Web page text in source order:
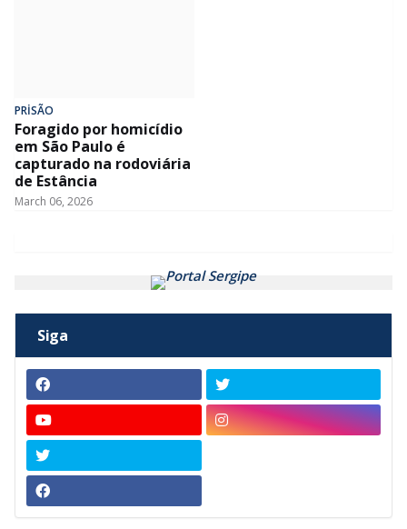
PRİSÃO
Foragido por homicídio
em São Paulo é
capturado na rodoviária
de Estância
March 06, 2026
Siga